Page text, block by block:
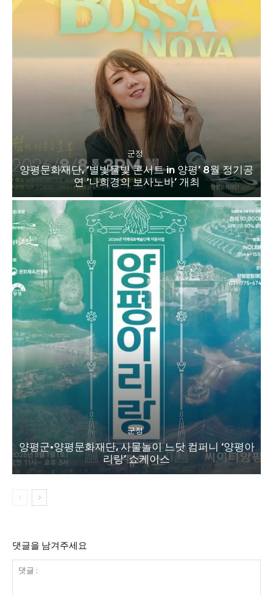
군정
양평문화재단, ‘별빛물빛 콘서트 in 양평’ 8월 정기공
연 ‘나희경의 보사노바’ 개최
군정
양평군·양평문화재단, 사물놀이 느닷 컴퍼니 ‘양평아
리랑’ 쇼케이스
댓글을 남겨주세요